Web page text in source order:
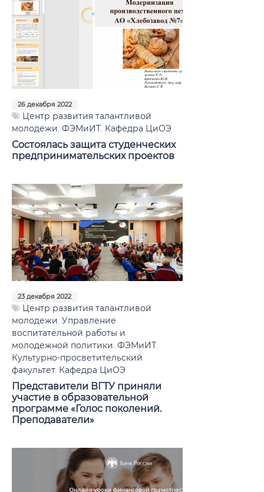
26 декабря 2022
Центр развития талантливой
молодежи, ФЭМиИТ, Кафедра ЦиОЭ
Состоялась защита студенческих
предпринимательских проектов
23 декабря 2022
Центр развития талантливой
молодежи, Управление
воспитательной работы и
молодежной политики, ФЭМиИТ,
Культурно-просветительский
факультет, Кафедра ЦиОЭ
Представители ВГТУ приняли
участие в образовательной
программе «Голос поколений.
Преподаватели»